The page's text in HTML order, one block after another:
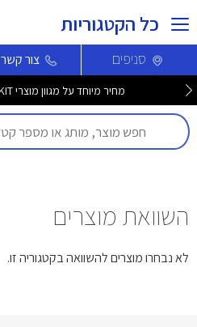
כל הקטגוריות
סניפים צור קשר
מחיר מיוחד על מגוון מוצרי PETKIT לחברי מועדון >>
השוואת מוצרים
לא נבחרו מוצרים להשוואה בקטגוריה זו.